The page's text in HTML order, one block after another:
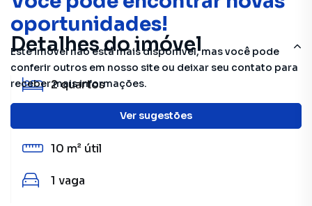
oportunidades!
Este imóvel não está mais disponível, mas você pode
conferir outros em nosso site ou deixar seu contato para
receber mais informações.
Ver sugestões
Detalhes do imóvel
2quartos
10 m² útil
1 vaga